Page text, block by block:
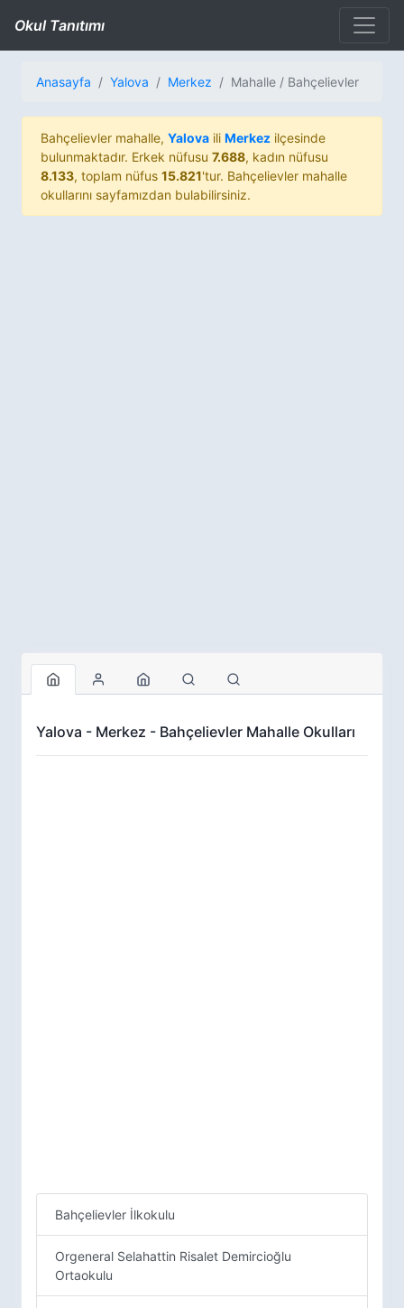
Okul Tanıtımı
Anasayfa Yalova Merkez Mahalle / Bahçelievler
Bahçelievler mahalle, Yalova ili Merkez ilçesinde
bulunmaktadır. Erkek nüfusu 7.688, kadın nüfusu
8.133, toplam nüfus 15.821'tur. Bahçelievler mahalle
okullarını sayfamızdan bulabilirsiniz.
Yalova - Merkez - Bahçelievler Mahalle Okulları
Bahçelievler İlkokulu
Orgeneral Selahattin Risalet Demircioğlu
Ortaokulu